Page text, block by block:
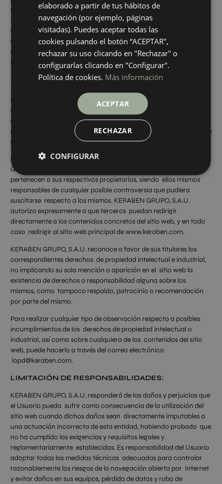
necesarios para su funcionamiento, los diseños, logotipos, texto
y/o gráficos, son propiedad de KERABEN GRUPO, S.A.U. o, si es el
caso, dispone de licencia o autorización expresa por parte de los
autores. Todos los contenidos del sitio web se encuentran
debidamente protegidos por la normativa de propiedad
intelectual e industrial, así como inscritos en los registros públicos
correspondientes.
Independientemente de la finalidad para la que fueran destinados,
la reproducción total o parcial, uso, explotación, distribución y
comercialización, requiere en todo caso de la autorización
escrita previa por parte de KERABEN GRUPO, S.A.U. Cualquier uso
no autorizado previamente se considera un incumplimiento grave
de los derechos de propiedad intelectual o industrial del autor.
Los diseños, logotipos, texto y/o gráficos ajenos a KERABEN
GRUPO, S.A.U. y que pudieran aparecer en el sitio web,
pertenecen a sus respectivos propietarios, siendo ellos mismos
responsables de cualquier posible controversia que pudiera
suscitarse respecto a los mismos. KERABEN GRUPO, S.A.U.
autoriza expresamente a que terceros puedan redirigir
directamente a los contenidos concretos del sitio web, y en todo
caso redirigir al sitio web principal de www.keraben.com.
KERABEN GRUPO, S.A.U. reconoce a favor de sus titulares los
correspondientes derechos de propiedad intelectual e industrial,
no implicando su sola mención o aparición en el sitio web la
existencia de derechos o responsabilidad alguna sobre los
mismos, como tampoco respaldo, patrocinio o recomendación
por parte del mismo.
Para realizar cualquier tipo de observación respecto a posibles
incumplimientos de los derechos de propiedad intelectual o
industrial, así como sobre cualquiera de los contenidos del sitio
web, puede hacerlo a través del correo electrónico
lopd@keraben.com.
LIMITACIÓN DE RESPONSABILIDADES:
KERABEN GRUPO, S.A.U. responderá de los daños y perjuicios que
el Usuario pueda sufrir como consecuencia de la utilización del
sitio web cuando dichos daños sean directamente imputables a
una actuación incorrecta de esta entidad, habiendo probado que
no ha cumplido las exigencias y requisitos legales y
reglamentariamente establecidas. Es responsabilidad del Usuario
adoptar todas las medidas técnicas adecuadas para controlar
razonablemente los riesgos de la navegación abierta por Internet
y evitar daños en sus equipos, pérdida de datos y robo de
elaborado a partir de tus hábitos de
navegación (por ejemplo, páginas
visitadas). Puedes aceptar todas las
cookies pulsando el botón “ACEPTAR",
rechazar su uso clicando en "Rechazar" o
configurarlas clicando en "Configurar".
Política de cookies. Más información
ACEPTAR
RECHAZAR
CONFIGURAR